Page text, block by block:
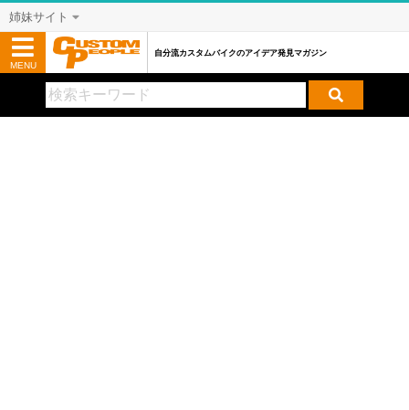
姉妹サイト
MENU
自分流カスタムバイクのアイデア発見マガジン